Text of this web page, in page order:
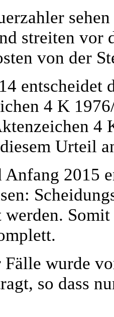
streiten vor
von der
entscheidet
4 K
4
Urteil
2015
werden.
wurde
so dass